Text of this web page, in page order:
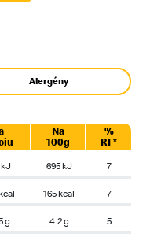
Alergény
Na
100g
%
RI *
kJ 695 kJ 7
165 kcal 7
g 4.2 g 5